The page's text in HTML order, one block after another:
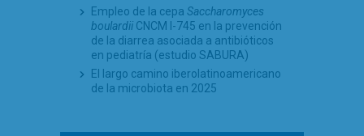
Empleo de la cepa Saccharomyces
boulardii CNCM I-745 en la prevención
de la diarrea asociada a antibióticos
en pediatría (estudio SABURA)
El largo camino iberolatinoamericano
de la microbiota en 2025